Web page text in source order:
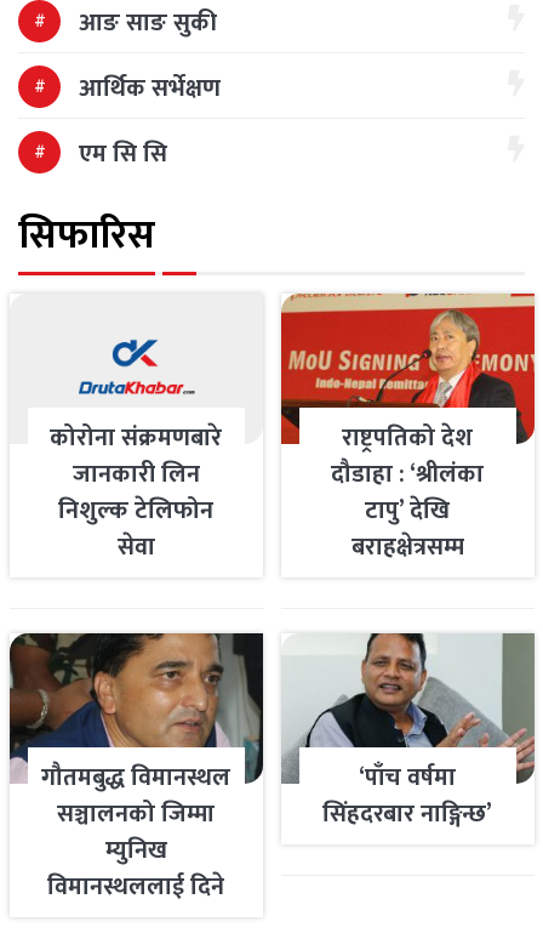
आङ साङ सुकी
आर्थिक सर्भेक्षण
एम सि सि
सिफारिस
कोरोना संक्रमणबारे
जानकारी लिन
निशुल्क टेलिफोन
सेवा
राष्ट्रपतिको देश
दौडाहा : ‘श्रीलंका
टापु’ देखि
बराहक्षेत्रसम्म
गौतमबुद्ध विमानस्थल
सञ्चालनको जिम्मा
म्युनिख
विमानस्थललाई दिने
‘पाँच वर्षमा
सिंहदरबार नाङ्गिन्छ’